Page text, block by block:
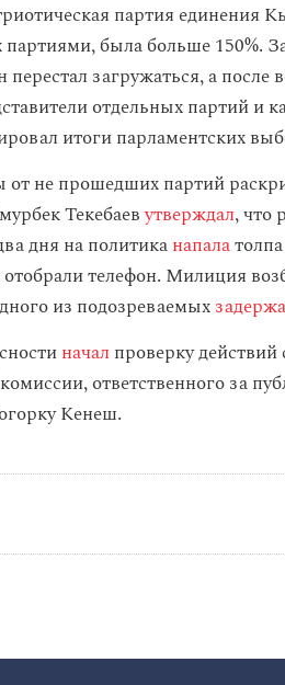
партия единения
была больше 150%.
перестал загружаться, а после
отдельных партий и
итоги парламентских
не прошедших партий
Текебаевутверждал, что
дня на политиканапала
телефон. Милиция
из подозреваемых
начал проверку действий
ответственного за
Кенеш.